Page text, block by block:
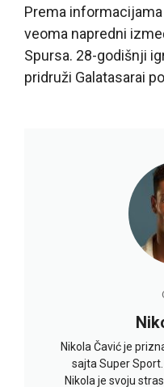
Prema
veoma napredni
Spursa. 28-godišnji
pridruži Galatasarai
Nikola Čavić je
sajta Super
Nikola je svoju